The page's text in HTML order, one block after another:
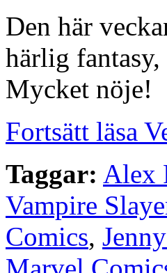
Den här
härlig
Mycket nöje!
Fortsätt läsa
Taggar: Alex
Vampire
Comics,